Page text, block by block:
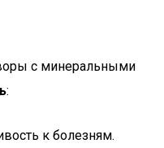
с минеральными
:
к болезням.